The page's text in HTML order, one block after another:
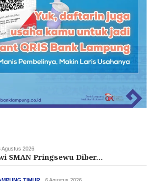
Agustus 2026
SMAN Pringsewu Diber…